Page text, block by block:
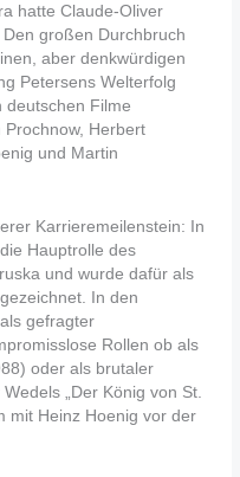
hatte Claude-Oliver
Den großen Durchbruch
aber denkwürdigen
Petersens Welterfolg
deutschen Filme
Herbert
und Martin
Karrieremeilenstein: In
Hauptrolle des
und wurde dafür als
In den
gefragter
Rollen ob als
oder als brutaler
„Der König von St.
mit Heinz Hoenig vor der